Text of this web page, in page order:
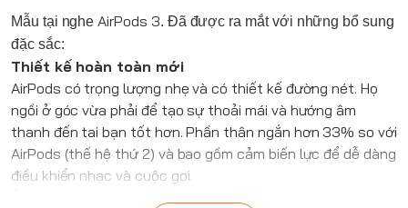
Mẫu tại nghe AirPods 3. Đã được ra mắt với những bổ sung
đặc sắc:
Thiết kế hoàn toàn mới
AirPods có trọng lượng nhẹ và có thiết kế đường nét. Họ
ngồi ở góc vừa phải để tạo sự thoải mái và hướng âm
thanh đến tai bạn tốt hơn. Phần thân ngắn hơn 33% so với
AirPods (thế hệ thứ 2) và bao gồm cảm biến lực để dễ dàng
điều khiển nhạc và cuộc gọi.